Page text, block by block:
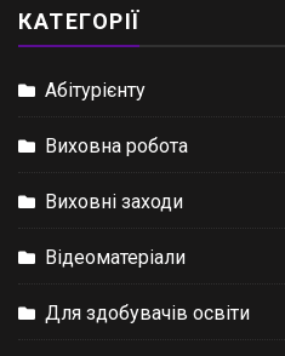
КАТЕГОРІЇ
Абітурієнту
Виховна робота
Виховні заходи
Відеоматеріали
Для здобувачів освіти